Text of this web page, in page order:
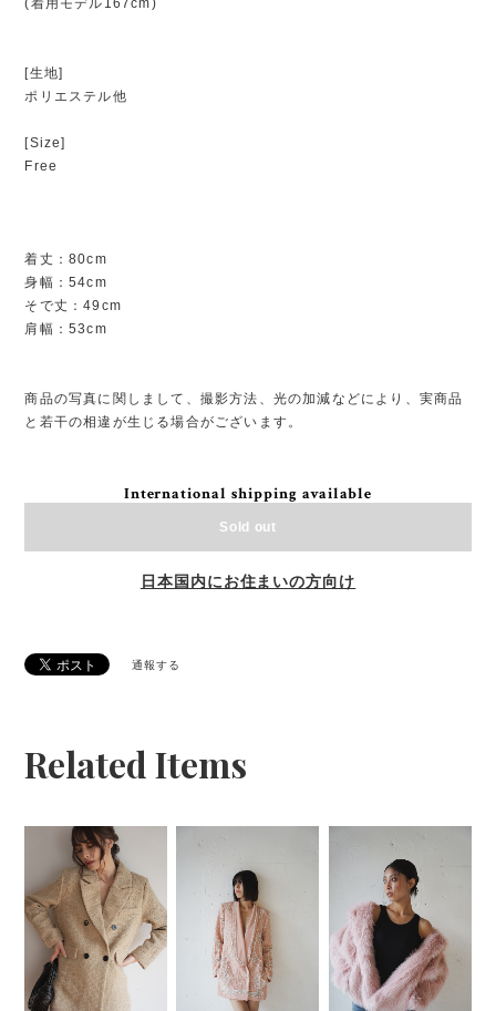
[生地]
ポリエステル他
[Size]
Free
着丈：80cm
身幅：54cm
そで丈：49cm
肩幅：53cm
商品の写真に関しまして、撮影方法、光の加減などにより、実商品
と若干の相違が生じる場合がございます。
International shipping available
Sold out
日本国内にお住まいの方向け
通報する
Related Items